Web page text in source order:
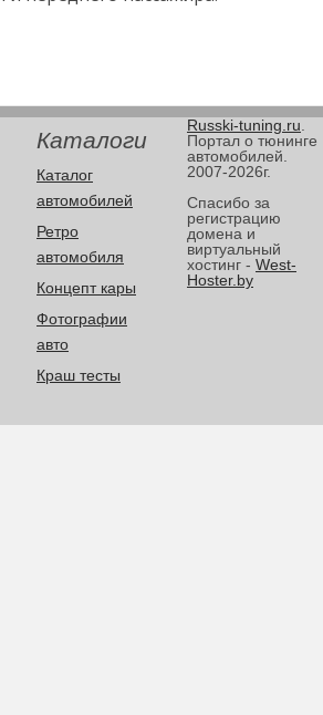
Каталоги
Каталог
автомобилей
Ретро
автомобиля
Концепт кары
Фотографии
авто
Краш тесты
Russki-tuning.ru
Портал о тюнинге
автомобилей.
2007-2026г.
Спасибо за
регистрацию
домена и
виртуальный
хостинг - West-
Hoster.by